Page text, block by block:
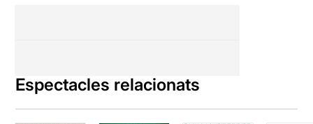
Espectacles relacionats